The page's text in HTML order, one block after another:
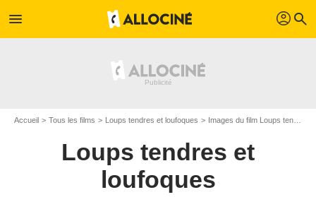
menu profil search
Accueil Tous les films Loups tendres et loufoques Images du film Loups tendres et loufoques
Loups tendres et
loufoques